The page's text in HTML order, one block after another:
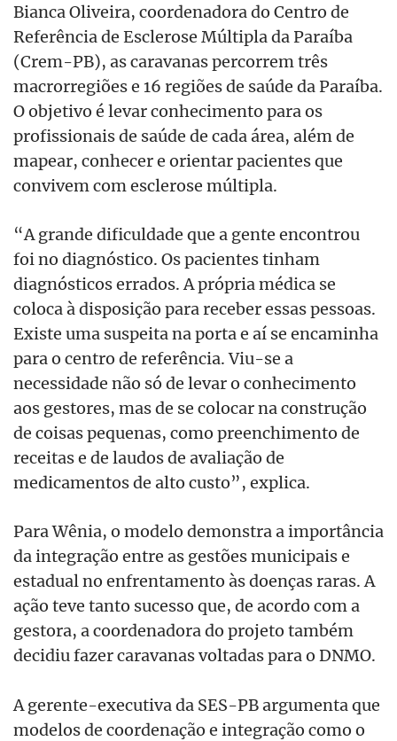
Bianca Oliveira, coordenadora do Centro de
Referência de Esclerose Múltipla da Paraíba
(Crem-PB), as caravanas percorrem três
macrorregiões e 16 regiões de saúde da Paraíba.
O objetivo é levar conhecimento para os
profissionais de saúde de cada área, além de
mapear, conhecer e orientar pacientes que
convivem com esclerose múltipla.
“A grande dificuldade que a gente encontrou
foi no diagnóstico. Os pacientes tinham
diagnósticos errados. A própria médica se
coloca à disposição para receber essas pessoas.
Existe uma suspeita na porta e aí se encaminha
para o centro de referência. Viu-se a
necessidade não só de levar o conhecimento
aos gestores, mas de se colocar na construção
de coisas pequenas, como preenchimento de
receitas e de laudos de avaliação de
medicamentos de alto custo”, explica.
Para Wênia, o modelo demonstra a importância
da integração entre as gestões municipais e
estadual no enfrentamento às doenças raras. A
ação teve tanto sucesso que, de acordo com a
gestora, a coordenadora do projeto também
decidiu fazer caravanas voltadas para o DNMO.
A gerente-executiva da SES-PB argumenta que
modelos de coordenação e integração como o